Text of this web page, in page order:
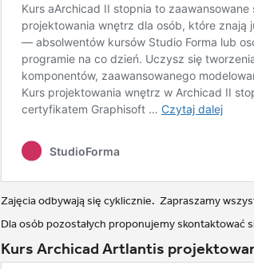
Zajęcia odbywają się cyklicznie. Zapraszamy
Dla osób pozostałych proponujemy skontaktować
Kurs Archicad Artlantis